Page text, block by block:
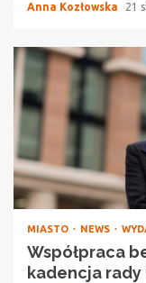
Anna Kozłowska 21
MIASTO NEWS
Współpraca
kadencja